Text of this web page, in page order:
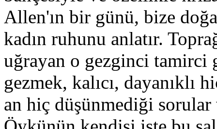
Allen'ın bir günü, bize
kadın ruhunu anlatır.
uğrayan o gezginci tamirci
gezmek, kalıcı, dayanıklı
an hiç düşünmediği sorular